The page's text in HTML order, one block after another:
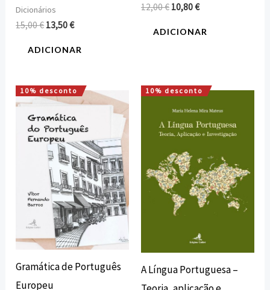
Dicionários
15,00€ 13,50€
ADICIONAR
12,00€ 10,80€
ADICIONAR
10% desconto
Gramática de Português
Europeu
O
preço
original
era:
18,00 €.
O
preço
atual
é:
16,20 €.
10% desconto
A Língua Portuguesa –
O
preço
era:
15,00 €.
O
preço
é:
13,50 €.